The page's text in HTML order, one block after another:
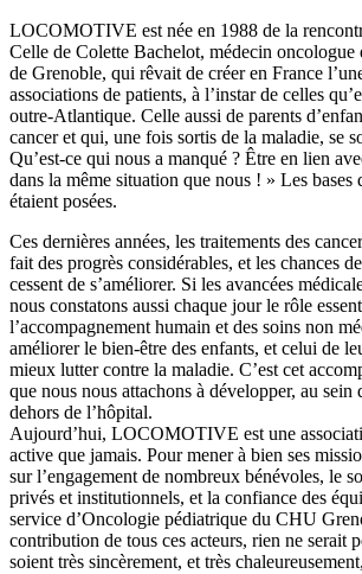
LOCOMOTIVE est née en 1988 de la
Celle de Colette Bachelot, médecin
de Grenoble, qui rêvait de créer en France
associations de patients, à l’instar de celles
outre-Atlantique. Celle aussi de parents
cancer et qui, une fois sortis de la maladie, se
Qu’est-ce qui nous a manqué ? Être en lien
dans la même situation que nous ! » Les
étaient posées.
Ces dernières années, les traitements des
fait des progrès considérables, et les chances
cessent de s’améliorer. Si les avancées
nous constatons aussi chaque jour le rôle
l’accompagnement humain et des soins non
améliorer le bien-être des enfants, et celui de
mieux lutter contre la maladie. C’est cet
que nous nous attachons à développer, au sein
dehors de l’hôpital.
Aujourd’hui, LOCOMOTIVE est une
active que jamais. Pour mener à bien ses
sur l’engagement de nombreux bénévoles, le
privés et institutionnels, et la confiance des
service d’Oncologie pédiatrique du CHU
contribution de tous ces acteurs, rien ne serait
soient très sincèrement, et très